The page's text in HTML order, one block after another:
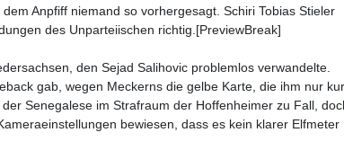
Anpfiff niemand so vorhergesagt. Schiri Tobias Stieler
des Unparteiischen richtig.[PreviewBreak]
den Sejad Salihovic problemlos verwandelte.
gab, wegen Meckerns die gelbe Karte, die ihm nur
Senegalese im Strafraum der Hoffenheimer zu Fall,
bewiesen, dass es kein klarer Elfmeter